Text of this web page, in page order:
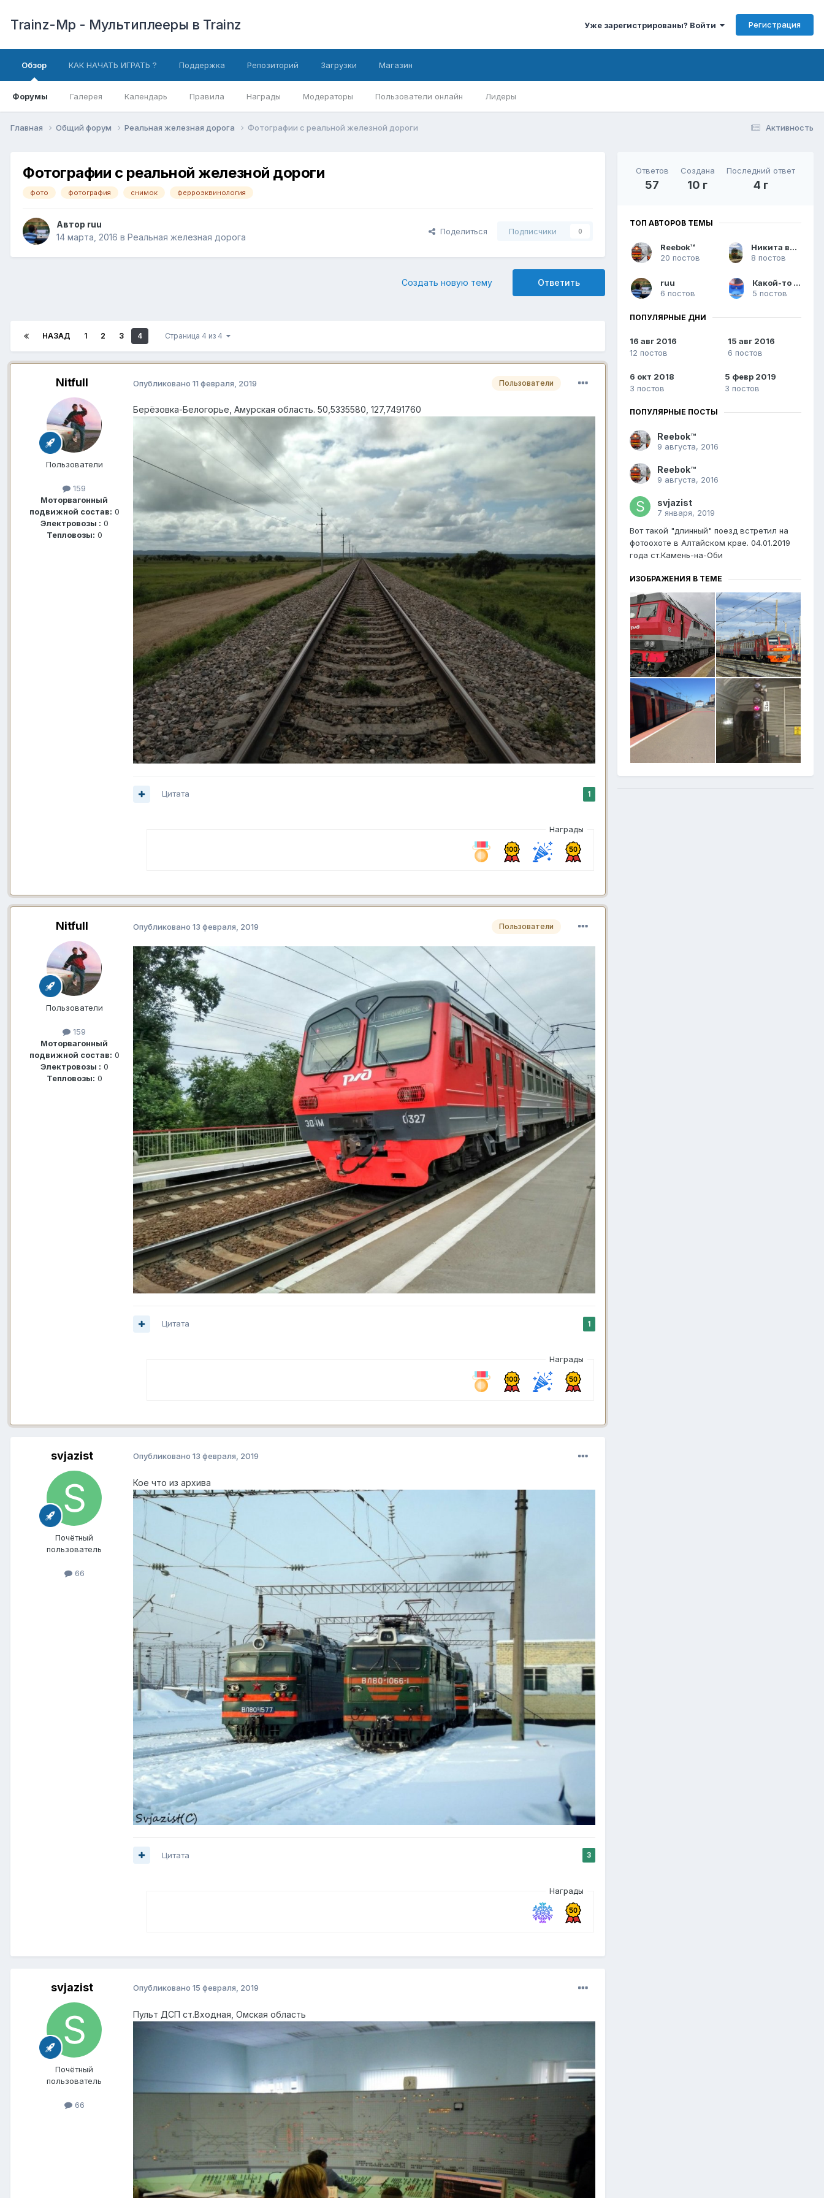
Trainz-Mp - Мультиплееры в Trainz Уже зарегистрированы? Войти Регистрация
Обзор
Форумы Галерея Календарь Правила Награды Модераторы Пользователи онлайн Лидеры
КАК НАЧАТЬ ИГРАТЬ ? Поддержка Репозиторий Загрузки Магазин
Активность
Главная Общий форум Реальная железная дорога Фотографии с реальной железной дороги
Фотографии с реальной железной дороги
фото фотография снимок ферроэквинология
Автор ruu
14 марта, 2016 в Реальная железная дорога
Поделиться Подписчики 0
Ответить
Создать новую тему
НАЗАД 1 2 3 4 Страница 4 из 4
Nitfull
Пользователи
159
Моторвагонный
подвижной состав: 0
Электровозы : 0
Тепловозы: 0
Пользователи
Опубликовано 11 февраля, 2019
Берёзовка-Белогорье, Амурская область. 50,5335580, 127,7491760
1
Цитата
Награды
Nitfull
Пользователи
159
Моторвагонный
подвижной состав: 0
Электровозы : 0
Тепловозы: 0
Пользователи
Опубликовано 13 февраля, 2019
1
Цитата
Награды
svjazist
Почётный
пользователь
66
Опубликовано 13 февраля, 2019
Кое что из архива
3
Цитата
Награды
svjazist
Почётный
пользователь
66
Опубликовано 15 февраля, 2019
Пульт ДСП ст.Входная, Омская область
Ответов
57
Создана
10 г
Последний ответ
4 г
ТОП АВТОРОВ ТЕМЫ
Reebok™
20 постов
Никита вогнистый
8 постов
ruu
6 постов
Какой-то Голубь
5 постов
ПОПУЛЯРНЫЕ ДНИ
16 авг 2016
12 постов
15 авг 2016
6 постов
6 окт 2018
3 постов
5 февр 2019
3 постов
ПОПУЛЯРНЫЕ ПОСТЫ
Reebok™
9 августа, 2016
Reebok™
9 августа, 2016
svjazist
7 января, 2019
Вот такой "длинный" поезд встретил на
фотоохоте в Алтайском крае. 04.01.2019
года ст.Камень-на-Оби
ИЗОБРАЖЕНИЯ В ТЕМЕ